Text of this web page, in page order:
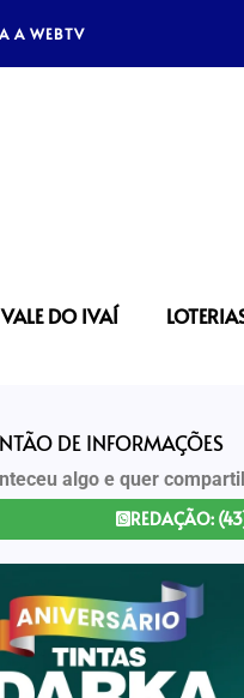
A WEBTV
VALE DO IVAÍ
DE INFORMAÇÕES
algo e quer
REDAÇÃO: